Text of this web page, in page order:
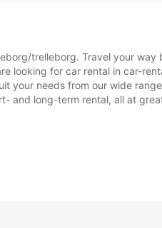
แผนการเดินทาง
trelleborg. Travel your way
looking for car rental in car-
your needs from our wide
and long-term rental, all at